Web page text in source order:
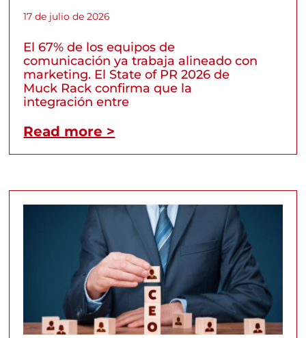
17 de julio de 2026
El 67% de los equipos de
comunicación ya trabaja alineado con
marketing. El State of PR 2026 de
Muck Rack confirma que la
integración entre
Read more >